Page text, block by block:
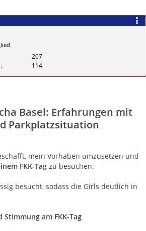
207
114
Basel: Erfahrungen mit
Parkplatzsituation
mein Vorhaben umzusetzen und
FKK-Tag zu besuchen.
besucht, sodass die Girls deutlich in
am FKK-Tag